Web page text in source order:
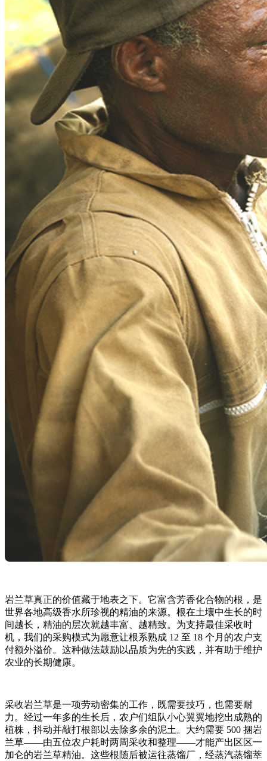
岩兰草真正的价值藏于地表之下。它富含芳香化合物的根，是
世界各地高级香水所珍视的精油的来源。根在土壤中生长的时
间越长，精油的层次就越丰富、越精致。为支持最佳采收时
机，我们的采购模式为愿意让根系熟成 12 至 18 个月的农户支
付额外溢价。这种做法鼓励以品质为先的实践，并有助于维护
农业的长期健康。
采收岩兰草是一项劳动密集的工作，既需要技巧，也需要耐
力。经过一年多的生长后，农户们组队小心翼翼地挖出成熟的
植株，抖动并敲打根部以去除多余的泥土。大约需要 500 捆岩
兰草——由五位农户耗时两周采收和整理——才能产出区区一
加仑的岩兰草精油。这些根随后被运往蒸馏厂，经蒸汽蒸馏萃